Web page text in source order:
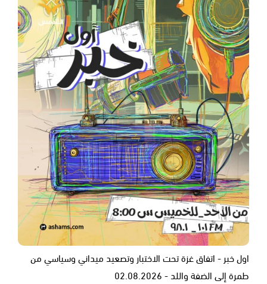
اول خبر - اتفاق غزة تحت الاختبار وتصعيد ميداني وسياسي من
طمرة إلى الضفة واللد - 02.08.2026